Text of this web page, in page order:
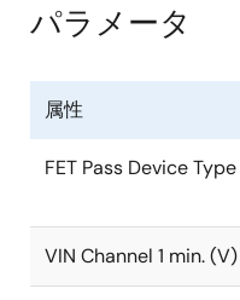
パラメータ
属性
FET Pass Device Type
VIN Channel 1 min. (V)